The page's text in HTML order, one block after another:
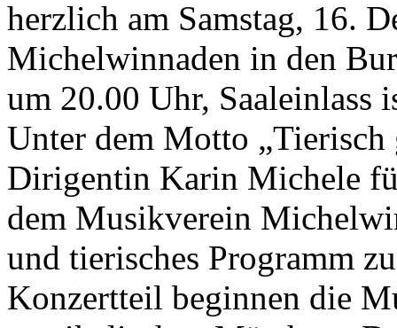
herzlich am Samstag, 16.
Michelwinnaden in den
um 20.00 Uhr, Saaleinlass
Unter dem Motto
Dirigentin Karin Michele
dem Musikverein
und tierisches Programm
Konzertteil beginnen die